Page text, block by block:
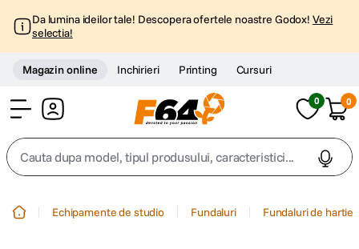
Da lumina ideilor tale! Descopera ofertele noastre Godox! Vezi
selectia!
Magazin online Inchirieri Printing Cursuri
0 0
Cauta dupa model, tipul produsului, caracteristici...
Echipamente de studio Fundaluri Fundaluri de hartie